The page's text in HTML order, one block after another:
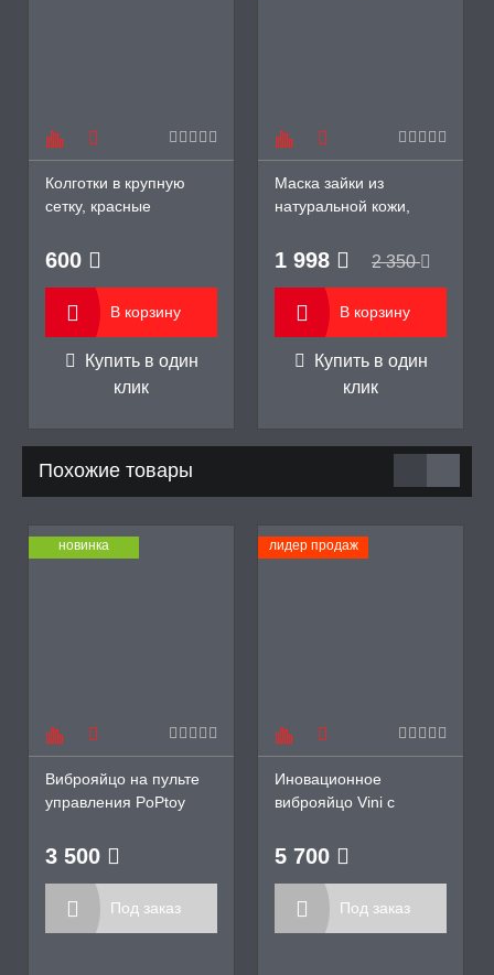
Колготки в крупную
сетку, красные
600
В корзину
Купить в один
клик
Маска зайки из
натуральной кожи,
1 998 2 350
В корзину
Купить в один
клик
Похожие товары
новинка
Виброяйцо на пульте
управления PoPtoy
3 500
Под заказ
лидер продаж
Иновационное
виброяйцо Vini с
приложение Magic
5 700
Под заказ